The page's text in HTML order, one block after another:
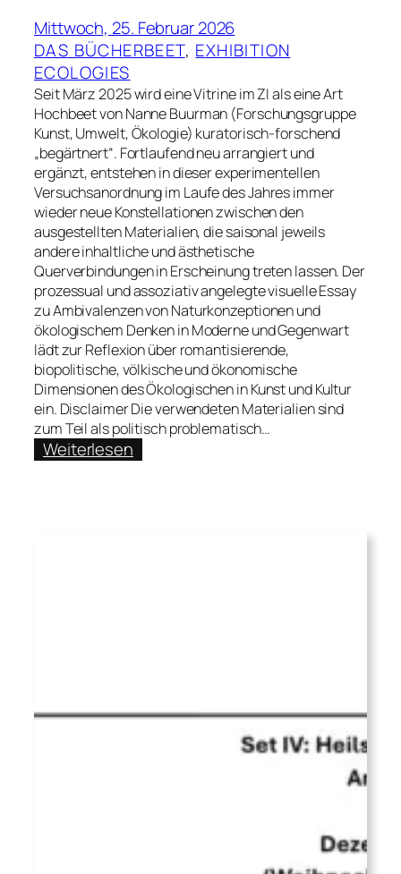
Mittwoch, 25. Februar 2026
DAS BÜCHERBEET, EXHIBITION
ECOLOGIES
Seit März 2025 wird eine Vitrine im ZI als eine Art
Hochbeet von Nanne Buurman (Forschungsgruppe
Kunst, Umwelt, Ökologie) kuratorisch-forschend
„begärtnert“. Fortlaufend neu arrangiert und
ergänzt, entstehen in dieser experimentellen
Versuchsanordnung im Laufe des Jahres immer
wieder neue Konstellationen zwischen den
ausgestellten Materialien, die saisonal jeweils
andere inhaltliche und ästhetische
Querverbindungen in Erscheinung treten lassen. Der
prozessual und assoziativ angelegte visuelle Essay
zu Ambivalenzen von Naturkonzeptionen und
ökologischem Denken in Moderne und Gegenwart
lädt zur Reflexion über romantisierende,
biopolitische, völkische und ökonomische
Dimensionen des Ökologischen in Kunst und Kultur
ein. Disclaimer Die verwendeten Materialien sind
zum Teil als politisch problematisch…
Weiterlesen: